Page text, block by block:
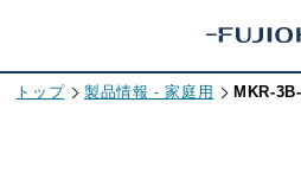
トップ 製品情報 - 家庭用 MKR-